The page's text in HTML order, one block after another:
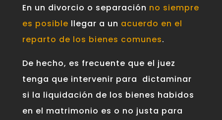
En un divorcio o separación no siempre
es posible llegar a un acuerdo en el
reparto de los bienes comunes.
De hecho, es frecuente que el juez
tenga que intervenir para dictaminar
si la liquidación de los bienes habidos
en el matrimonio es o no justa para